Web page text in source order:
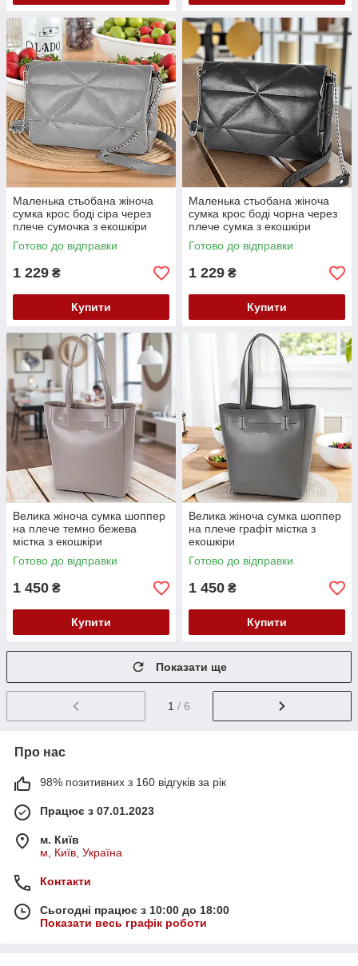
Маленька стьобана жіноча
сумка крос боді сіра через
плече сумочка з екошкіри
Готово до відправки
1 229 ₴
Купити
Маленька стьобана жіноча
сумка крос боді чорна через
плече сумка з екошкіри
Готово до відправки
1 229 ₴
Купити
Велика жіноча сумка шоппер
на плече темно бежева
містка з екошкіри
Готово до відправки
1 450 ₴
Купити
Велика жіноча сумка шоппер
на плече графіт містка з
екошкіри
Готово до відправки
1 450 ₴
Купити
Показати ще
1 / 6
Про нас
98% позитивних з 160 відгуків за рік
Працює з 07.01.2023
м. Київ
м, Київ, Україна
Контакти
Сьогодні працює з 10:00 до 18:00
Показати весь графік роботи